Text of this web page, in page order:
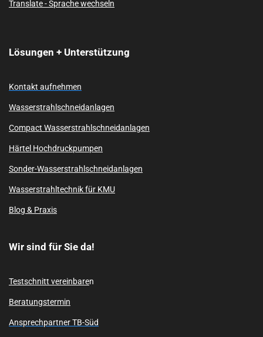
Translate - Sprache wechseln
Lösungen + Unterstützung
Kontakt aufnehmen
Wasserstrahlschneidanlagen
Compact Wasserstrahlschneidanlagen
Härtel Hochdruckpumpen
Sonder-Wasserstrahlschneidanlagen
Wasserstrahltechnik für KMU
Blog & Praxis
Wir sind für Sie da!
Testschnitt vereinbaren
Beratungstermin
Ansprechpartner TB-Süd